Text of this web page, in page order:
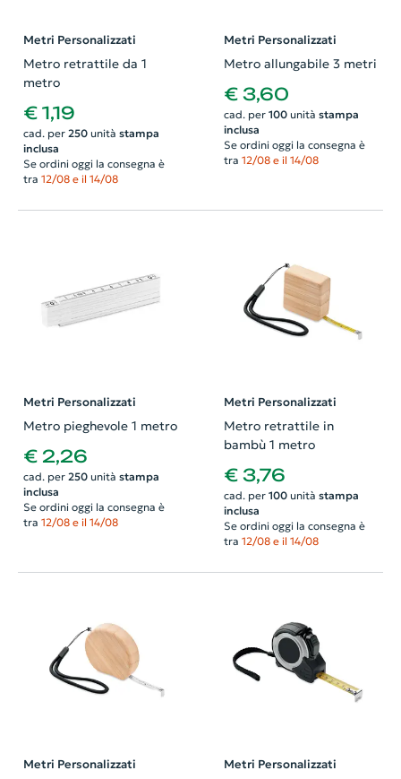
Metri Personalizzati
Metro retrattile da 1
metro
€ 1,19
cad. per 250unità stampa
inclusa
Se ordini oggi la consegna è
tra 12/08 e il 14/08
Metri Personalizzati
Metro allungabile 3 metri
€ 3,60
cad. per 100unità stampa
inclusa
Se ordini oggi la consegna è
tra 12/08 e il 14/08
Metri Personalizzati
Metro pieghevole 1 metro
€ 2,26
cad. per 250unità stampa
inclusa
Se ordini oggi la consegna è
tra 12/08 e il 14/08
Metri Personalizzati
Metro retrattile in
bambù 1 metro
€ 3,76
cad. per 100unità stampa
inclusa
Se ordini oggi la consegna è
tra 12/08 e il 14/08
Metri Personalizzati Metri Personalizzati